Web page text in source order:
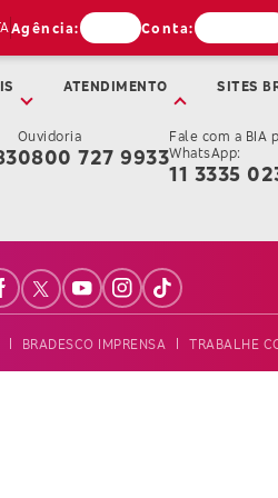
Agência: Conta:
ATENDIMENTO
Ouvidoria
0800 727 9933
Fale com a BIA
WhatsApp:
11 3335
SITES
BRADESCO IMPRENSA TRABALHE